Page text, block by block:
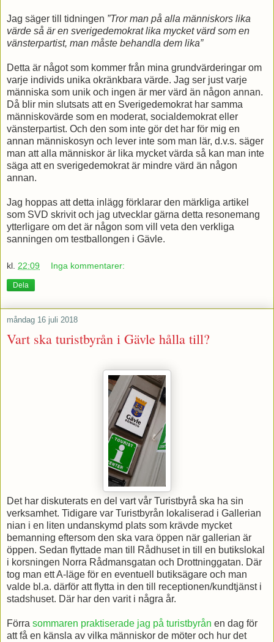
Jag säger till tidningen ”Tror man på alla människors lika
värde så är en sverigedemokrat lika mycket värd som en
vänsterpartist, man måste behandla dem lika”
Detta är något som kommer från mina grundvärderingar om
varje individs unika okränkbara värde. Jag ser just varje
människa som unik och ingen är mer värd än någon annan.
Då blir min slutsats att en Sverigedemokrat har samma
människovärde som en moderat, socialdemokrat eller
vänsterpartist. Och den som inte gör det har för mig en
annan människosyn och lever inte som man lär, d.v.s. säger
man att alla människor är lika mycket värda så kan man inte
säga att en sverigedemokrat är mindre värd än någon
annan.
Jag hoppas att detta inlägg förklarar den märkliga artikel
som SVD skrivit och jag utvecklar gärna detta resonemang
ytterligare om det är någon som vill veta den verkliga
sanningen om testballongen i Gävle.
kl. 22:09 Inga kommentarer:
Dela
måndag 16 juli 2018
Vart ska turistbyrån i Gävle hålla till?
Det har diskuterats en del vart vår Turistbyrå ska ha sin
verksamhet. Tidigare var Turistbyrån lokaliserad i Gallerian
nian i en liten undanskymd plats som krävde mycket
bemanning eftersom den ska vara öppen när gallerian är
öppen. Sedan flyttade man till Rådhuset in till en butikslokal
i korsningen Norra Rådmansgatan och Drottninggatan. Där
tog man ett A-läge för en eventuell butiksägare och man
valde bl.a. därför att flytta in den till receptionen/kundtjänst i
stadshuset. Där har den varit i några år.
Förra sommaren praktiserade jag på turistbyrån en dag för
att få en känsla av vilka människor de möter och hur det